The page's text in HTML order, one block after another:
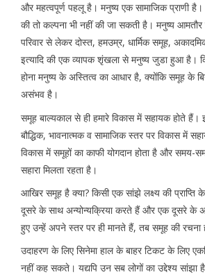
और महत्वपूर्ण पहलू है। मनुष्य एक सामाजिक प्राणी
की तो कल्पना भी नहीं की जा सकती है। मनुष्य आमतौर
परिवार से लेकर दोस्त, हमउम्र, धार्मिक समूह,
इत्यादि की एक व्यापक शृंखला से मनुष्य जुडा हुआ है।
होना मनुष्य के अस्तित्व का आधार है, क्योंकि समूह के
असंभव है।
समूह बाल्यकाल से ही हमारे विकास में सहायक होते हैं।
बौद्धिक, भावनात्मक व सामाजिक स्तर पर विकास में
विकास में समूहों का काफी योगदान होता है और समय-
सहारा मिलता रहता है।
आखिर समूह है क्या? किसी एक सांझे लक्ष्य की
दूसरे के साथ अन्योन्यक्रिया करते हैं और एक दूसरे के
हुए उन्हें अपने स्तर पर ही मानते हैं, तब समूह की रचना
उदाहरण के लिए सिनेमा हाल के बाहर टिकट के लिए
नहीं कह सकते। यद्यपि उन सब लोगों का उद्देश्य सांझा